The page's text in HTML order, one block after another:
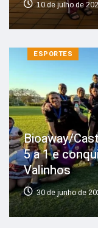
10 de julho de
ESPORTES
Bioaway/
5 a 1 e
Valinhos
30 de junho de